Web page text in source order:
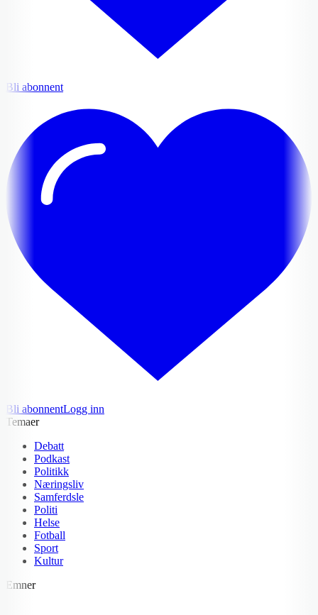
Bli abonnent
Bli abonnentLogg inn
Temaer
Debatt
Podkast
Politikk
Næringsliv
Samferdsle
Politi
Helse
Fotball
Sport
Kultur
Emner